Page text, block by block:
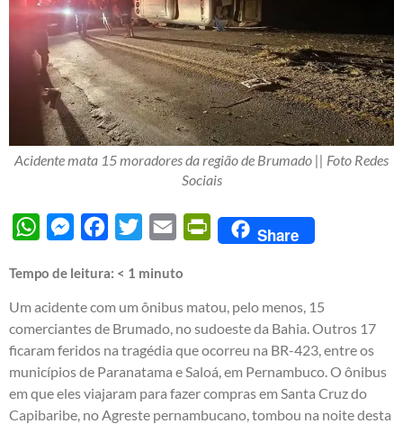
Acidente mata 15 moradores da região de Brumado || Foto Redes
Sociais
WhatsAppMessengerFacebook
Twitter Email PrintFriendly
Share
Tempo de leitura: < 1 minuto
Um acidente com um ônibus matou, pelo menos, 15
comerciantes de Brumado, no sudoeste da Bahia. Outros 17
ficaram feridos na tragédia que ocorreu na BR-423, entre os
municípios de Paranatama e Saloá, em Pernambuco. O ônibus
em que eles viajaram para fazer compras em Santa Cruz do
Capibaribe, no Agreste pernambucano, tombou na noite desta